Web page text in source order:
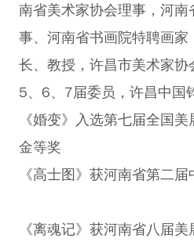
南省美术家协会理事，河南
事、河南省书画院特聘画
长、教授，许昌市美术家
5、6、7届委员，许昌中国
《婚变》入选第七届全国
金等奖
《高士图》获河南省第
《离魂记》获河南